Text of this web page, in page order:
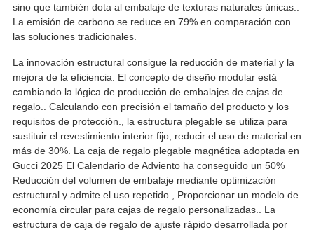
sino que también dota al embalaje de texturas naturales únicas..
La emisión de carbono se reduce en 79% en comparación con
las soluciones tradicionales.
La innovación estructural consigue la reducción de material y la
mejora de la eficiencia. El concepto de diseño modular está
cambiando la lógica de producción de embalajes de cajas de
regalo.. Calculando con precisión el tamaño del producto y los
requisitos de protección., la estructura plegable se utiliza para
sustituir el revestimiento interior fijo, reducir el uso de material en
más de 30%. La caja de regalo plegable magnética adoptada en
Gucci 2025 El Calendario de Adviento ha conseguido un 50%
Reducción del volumen de embalaje mediante optimización
estructural y admite el uso repetido., Proporcionar un modelo de
economía circular para cajas de regalo personalizadas.. La
estructura de caja de regalo de ajuste rápido desarrollada por